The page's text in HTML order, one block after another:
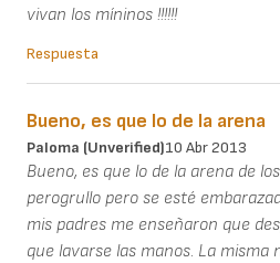
vivan los míninos !!!!!!
Respuesta
Bueno, es que lo de la arena
Paloma (unverified)10 Abr 2013
Bueno, es que lo de la arena de
perogrullo pero se esté
mis padres me enseñaron que
que lavarse las manos. La misma